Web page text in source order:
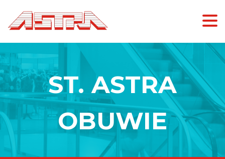
ST. ASTRA
OBUWIE